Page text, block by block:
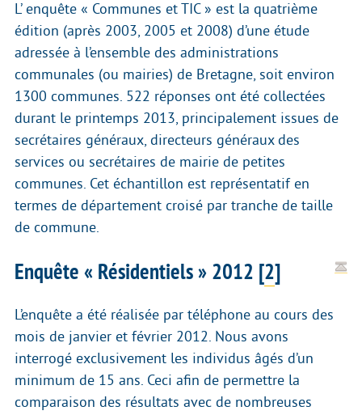
L’ enquête « Communes et TIC » est la quatrième
édition (après 2003, 2005 et 2008) d’une étude
adressée à l’ensemble des administrations
communales (ou mairies) de Bretagne, soit environ
1300 communes. 522 réponses ont été collectées
durant le printemps 2013, principalement issues de
secrétaires généraux, directeurs généraux des
services ou secrétaires de mairie de petites
communes. Cet échantillon est représentatif en
termes de département croisé par tranche de taille
de commune.
Enquête « Résidentiels » 2012 [2]
L’enquête a été réalisée par téléphone au cours des
mois de janvier et février 2012. Nous avons
interrogé exclusivement les individus âgés d’un
minimum de 15 ans. Ceci afin de permettre la
comparaison des résultats avec de nombreuses